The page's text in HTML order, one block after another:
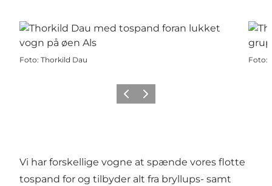
Foto: Thorkild Dau Foto:
ForrigeNæste
Vi har forskellige vogne at spænde vores flotte
tospand for og tilbyder alt fra bryllups- samt